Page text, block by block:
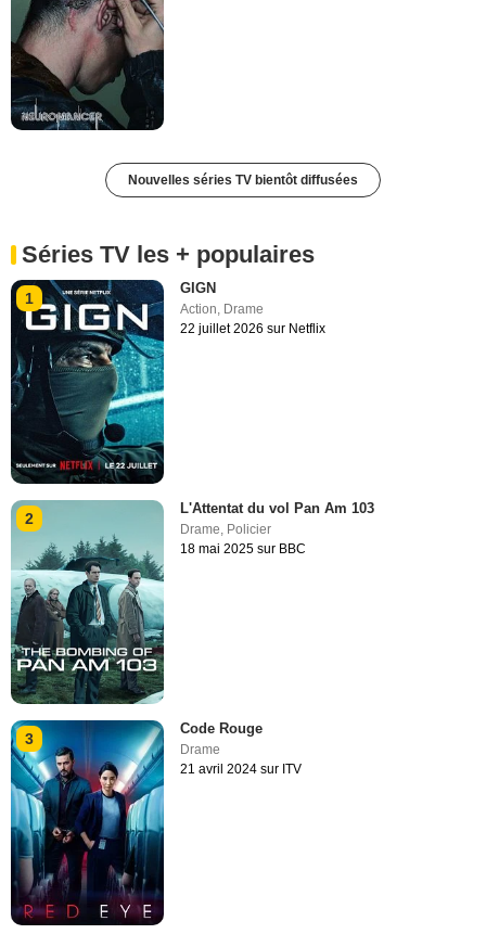
Nouvelles séries TV bientôt diffusées
Séries TV les + populaires
1
GIGN
Action Drame
22 juillet 2026 sur Netflix
2
L'Attentat du vol Pan Am 103
Drame, Policier
18 mai 2025 sur BBC
3
Code Rouge
Drame
21 avril 2024 sur ITV